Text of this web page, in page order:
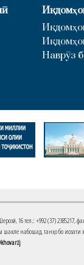
Наврӯз
16 тел.: +992 (37) 2385217,
набошад, танҳо бо иҷозати